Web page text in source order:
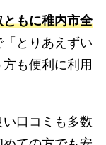
もに稚内市全
とりあえずい
も便利に利用
口コミも多数